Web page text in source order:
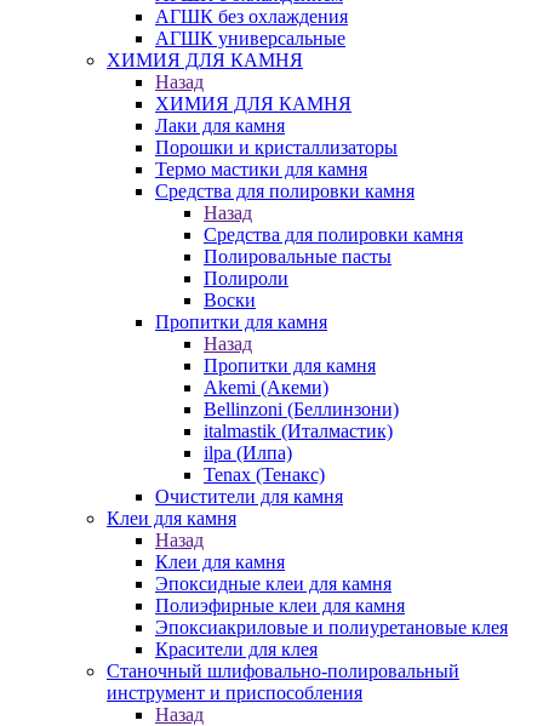
АГШК без охлаждения
АГШК универсальные
ХИМИЯ ДЛЯ КАМНЯ
Назад
ХИМИЯ ДЛЯ КАМНЯ
Лаки для камня
Порошки и кристаллизаторы
Термо мастики для камня
Средства для полировки камня
Назад
Средства для полировки камня
Полировальные пасты
Полироли
Воски
Пропитки для камня
Назад
Пропитки для камня
Akemi (Акеми)
Bellinzoni (Беллинзони)
italmastik (Италмастик)
ilpa (Илпа)
Tenax (Тенакс)
Очистители для камня
Клеи для камня
Назад
Клеи для камня
Эпоксидные клеи для камня
Полиэфирные клеи для камня
Эпоксиакриловые и полиуретановые клея
Красители для клея
Станочный шлифовально-полировальный
инструмент и приспособления
Назад